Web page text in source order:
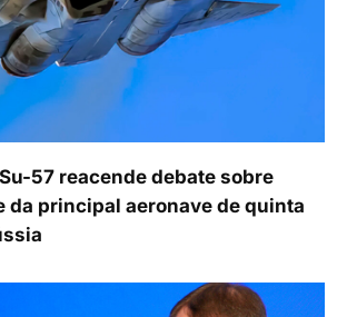
57 reacende debate sobre
da principal aeronave de quinta